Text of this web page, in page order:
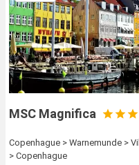
MSC Magnifica
Copenhague > Warnemunde >
> Copenhague